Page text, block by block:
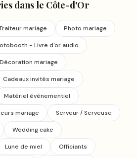
dans le Côte-d'Or
mariage Photo mariage
- Livre d'or audio
Décoration mariage
Cadeaux invités mariage
Matériel événementiel
mariage Serveur / Serveuse
Wedding cake
Lune de miel Officiants